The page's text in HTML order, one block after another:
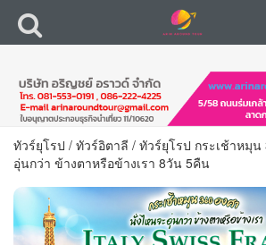
ทัวร์ยุโรป / ทัวร์อิตาลี / ทัวร์ยุโรป กระเช้าหมุน
อุ่นกว่า ข้างตาหรือข้างเรา 8วัน 5คืน